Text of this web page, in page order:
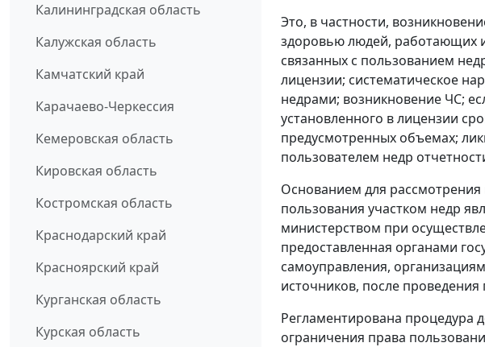
Калининградская область
Калужская область
Камчатский край
Карачаево-Черкессия
Кемеровская область
Кировская область
Костромская область
Краснодарский край
Красноярский край
Курганская область
Курская область
Это, в частности,
здоровью людей, работающих
связанных с пользованием
лицензии; систематическое
недрами; возникновение ЧС;
установленного в лицензии
предусмотренных объемах;
пользователем недр
Основанием для
пользования участком недр
министерством при
предоставленная органами
самоуправления,
источников, после
Регламентирована процедура
ограничения права